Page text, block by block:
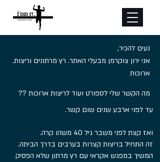
,נעים להכיר
.אני ירון צוקרמן מבעלי האתר. רץ מרתונים וריצות
ארוכות
?? מה הקשר שלי לספורט ועוד לריצות ארוכות
.עד לפני ארבע שנים שום קשר
.ואז קצת לפני משבר גיל 40 משהו קרה
.זה התחיל בריצות קצרות בערבים בדרך הביתה
המשיך במפגש אקראי עם רץ מרתון שלא הפסיק